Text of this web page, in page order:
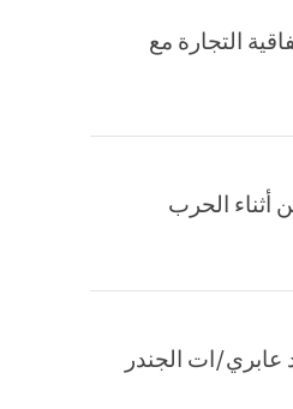
التجارة مع
أثناء الحرب
ات الجندر